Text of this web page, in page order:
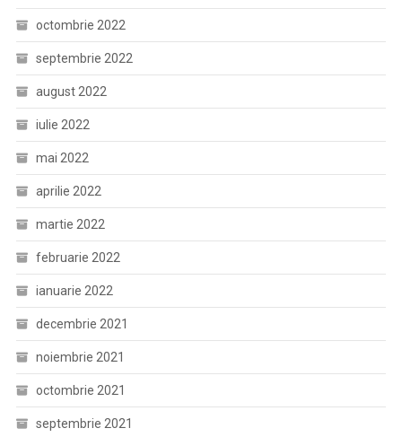
octombrie 2022
septembrie 2022
august 2022
iulie 2022
mai 2022
aprilie 2022
martie 2022
februarie 2022
ianuarie 2022
decembrie 2021
noiembrie 2021
octombrie 2021
septembrie 2021